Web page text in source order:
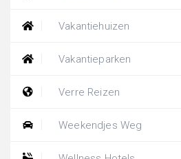
Vakantiehuizen
Vakantieparken
Verre Reizen
Weekendjes Weg